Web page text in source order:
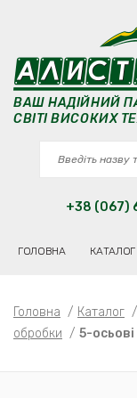
ВАШ НАДІЙНИЙ
СВІТІ ВИСОКИХ
+38 (067)
ГОЛОВНА КАТАЛОГ
Головна / Каталог /
обробки / 5-